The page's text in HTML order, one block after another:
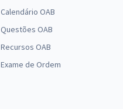
Calendário OAB
Questões OAB
Recursos OAB
Exame de Ordem